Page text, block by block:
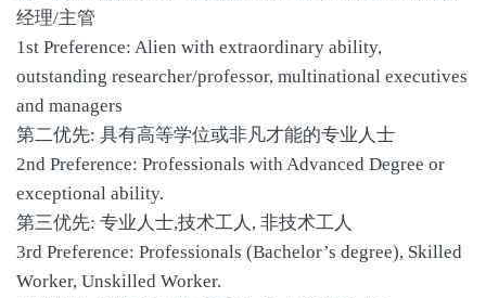
经理/主管
1st Preference: Alien with extraordinary ability,
outstanding researcher/professor, multinational executives
and managers
第二优先: 具有高等学位或非凡才能的专业人士
2nd Preference: Professionals with Advanced Degree or
exceptional ability.
第三优先: 专业人士,技术工人, 非技术工人
3rd Preference: Professionals (Bachelor’s degree), Skilled
Worker, Unskilled Worker.